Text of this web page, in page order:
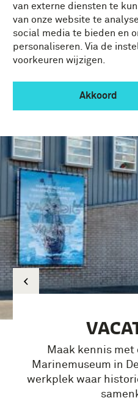
van externe diensten te
van onze website te
social media te bieden en
personaliseren. Via de
voorkeuren wijzigen.
Akkoord
Maak kennis
Marinemuseum in
werkplek waar